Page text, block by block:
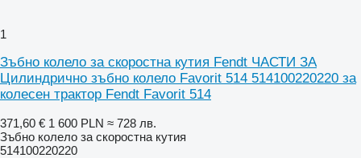
1
Зъбно колело за скоростна кутия Fendt ЧАСТИ ЗА
Цилиндрично зъбно колело Favorit 514 514100220220 за
колесен трактор Fendt Favorit 514
371,60 € 1 600 PLN ≈ 728 лв.
Зъбно колело за скоростна кутия
514100220220